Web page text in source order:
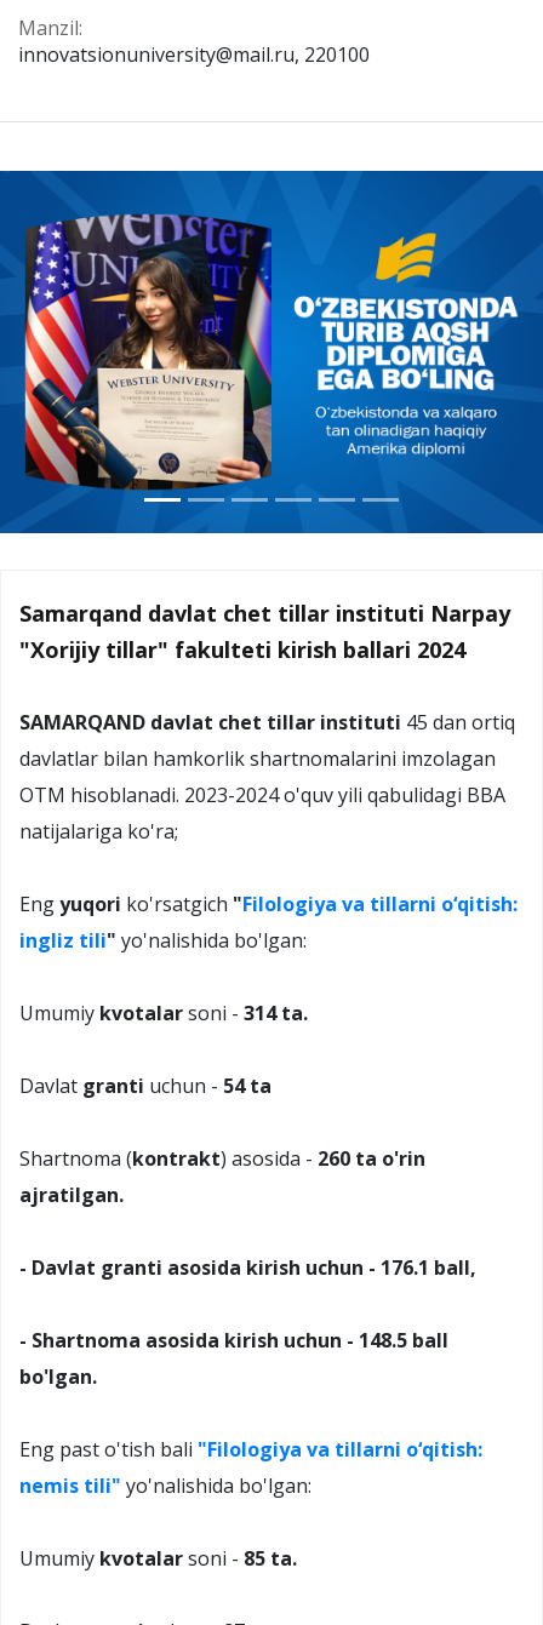
Manzil:
innovatsionuniversity@mail.ru, 220100
Samarqand davlat chet tillar instituti Narpay
"Xorijiy tillar" fakulteti kirish ballari 2024
SAMARQAND davlat chet tillar instituti 45 dan ortiq
davlatlar bilan hamkorlik shartnomalarini imzolagan
OTM hisoblanadi. 2023-2024 o'quv yili qabulidagi BBA
natijalariga ko'ra;
Engyuqori ko'rsatgich "Filologiya va tillarni o‘qitish:
ingliz tili" yo'nalishida bo'lgan:
Umumiy kvotalarsoni - 314 ta.
Davlat granti uchun - 54 ta
Shartnoma (kontrakt) asosida - 260 ta o'rin
ajratilgan.
- Davlat granti asosida kirish uchun - 176.1 ball,
- Shartnoma asosida kirish uchun - 148.5 ball
bo'lgan.
Eng past o'tish bali "Filologiya va tillarni o‘qitish:
nemis tili" yo'nalishida bo'lgan:
Umumiy kvotalarsoni - 85 ta.